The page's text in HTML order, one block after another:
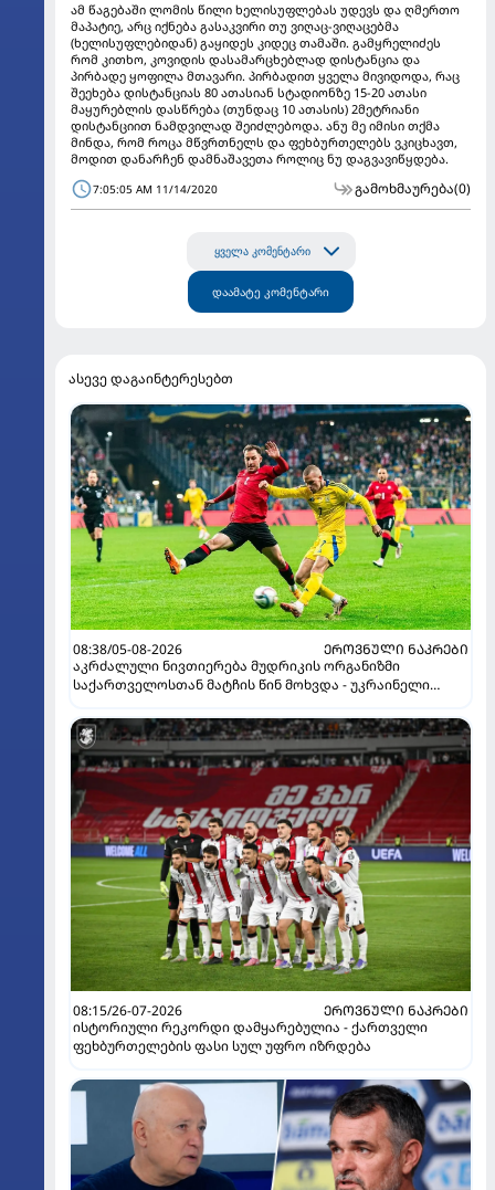
ამ წაგებაში ლომის წილი ხელისუფლებას უდევს და ღმერთო
მაპატიე, არც იქნება გასაკვირი თუ ვიღაც-ვიღაცებმა
(ხელისუფლებიდან) გაყიდეს კიდეც თამაში. გამყრელიძეს
რომ კითხო, კოვიდის დასამარცხებლად დისტანცია და
პირბადე ყოფილა მთავარი. პირბადით ყველა მივიდოდა, რაც
შეეხება დისტანციას 80 ათასიან სტადიონზე 15-20 ათასი
მაყურებლის დასწრება (თუნდაც 10 ათასის) 2მეტრიანი
დისტანციით ნამდვილად შეიძლებოდა. ანუ მე იმისი თქმა
მინდა, რომ როცა მწვრთნელს და ფეხბურთელებს ვკიცხავთ,
მოდით დანარჩენ დამნაშავეთა როლიც ნუ დაგვავიწყდება.
7:05:05 AM 11/14/2020 გამოხმაურება(0)
ყველა კომენტარი
დაამატე კომენტარი
ასევე დაგაინტერესებთ
08:38/05-08-2026
ᲔᲠᲝᲕᲜᲣᲚᲘ ᲜᲐᲙᲠᲔᲑᲘ
აკრძალული ნივთიერება მუდრიკის ორგანიზმი
საქართველოსთან მატჩის წინ მოხვდა - უკრაინელი
ინფორმაციას ავრცელებს
08:15/26-07-2026
ᲔᲠᲝᲕᲜᲣᲚᲘ ᲜᲐᲙᲠᲔᲑᲘ
ისტორიული რეკორდი დამყარებულია - ქართველი
ფეხბურთელების ფასი სულ უფრო იზრდება